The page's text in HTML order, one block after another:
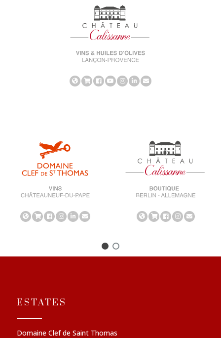
ESTATES
Domaine Clef de Saint Thomas